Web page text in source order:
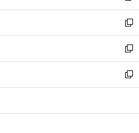
開
く
ウ
で
開
く
ン
ド
ウ
で
開
く
ウ
ィ
ン
ド
ウ
で
開
し
い
ウ
ィ
ン
ド
ウ
開
新
し
い
ウ
ィ
ン
ウ
新
し
い
ウ
ン
新
し
ウ